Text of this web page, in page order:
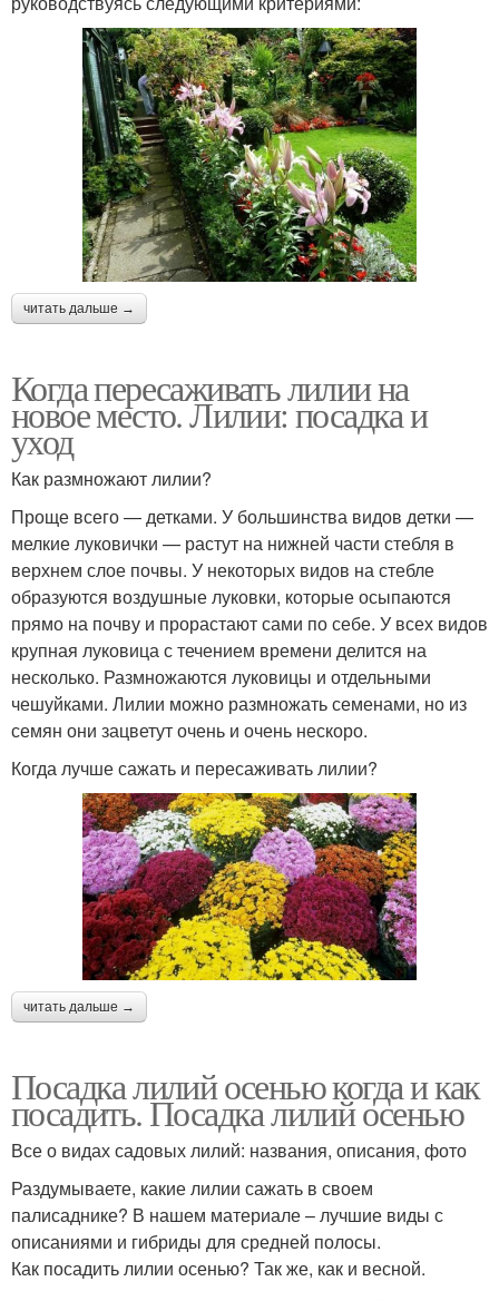
читать дальше →
Когда пересаживать лилии на
новое место. Лилии: посадка и
уход
Как размножают лилии?
Проще всего — детками. У большинства видов детки —
мелкие луковички — растут на нижней части стебля в
верхнем слое почвы. У некоторых видов на стебле
образуются воздушные луковки, которые осыпаются
прямо на почву и прорастают сами по себе. У всех видов
крупная луковица с течением времени делится на
несколько. Размножаются луковицы и отдельными
чешуйками. Лилии можно размножать семенами, но из
семян они зацветут очень и очень нескоро.
Когда лучше сажать и пересаживать лилии?
читать дальше →
Посадка лилий осенью когда и как
посадить. Посадка лилий осенью
Все о видах садовых лилий: названия, описания, фото
Раздумываете, какие лилии сажать в своем
палисаднике? В нашем материале – лучшие виды с
описаниями и гибриды для средней полосы.
Как посадить лилии осенью? Так же, как и весной.